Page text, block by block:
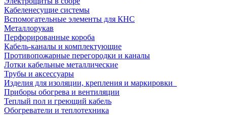
Кабеленесущие системы
Вспомогательные элементы для КНС
Металлорукав
Перфорированные короба
Кабель-каналы и комплектующие
Противопожарные перегородки и каналы
Лотки кабельные металлические
Трубы и аксессуары
Изделия для изоляции, крепления и маркировки
Приборы обогрева и вентиляции
Теплый пол и греющий кабель
Обогреватели и теплотехника